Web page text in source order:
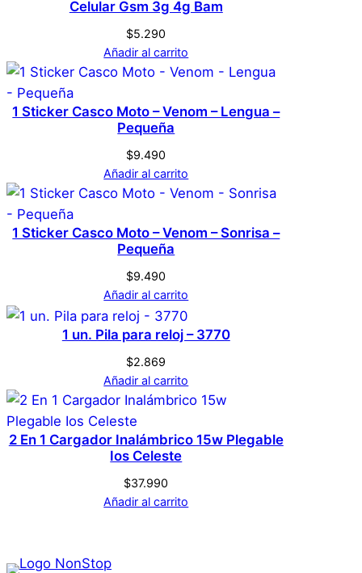
Plateado
No hay valoraciones aún. Solo los usuarios
registrados que hayan comprado este
producto pueden hacer una valoración.
Celular Gsm 3g 4g Bam
$5.290
Añadir al carrito
1 Sticker Casco Moto – Venom – Lengua –
Pequeña
$9.490
Añadir al carrito
1 Sticker Casco Moto – Venom – Sonrisa –
Pequeña
$9.490
Añadir al carrito
1 un. Pila para reloj – 3770
$2.869
Añadir al carrito
2 En 1 Cargador Inalámbrico 15w Plegable
Ios Celeste
$37.990
Añadir al carrito